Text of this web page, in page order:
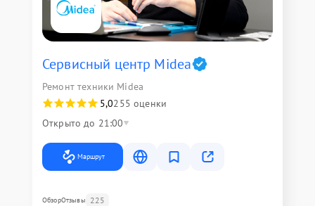
Сервисный центр Midea
Ремонт техники Midea
5,0255 оценки
Открыто до 21:00
Маршрут
ОбзорОтзывы 225